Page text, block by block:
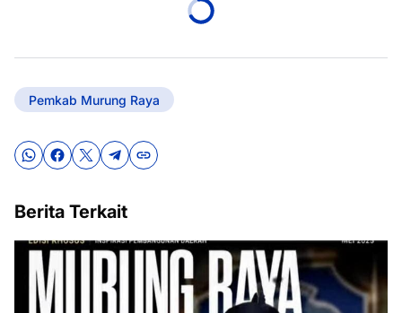
Pemkab Murung Raya
Berita Terkait